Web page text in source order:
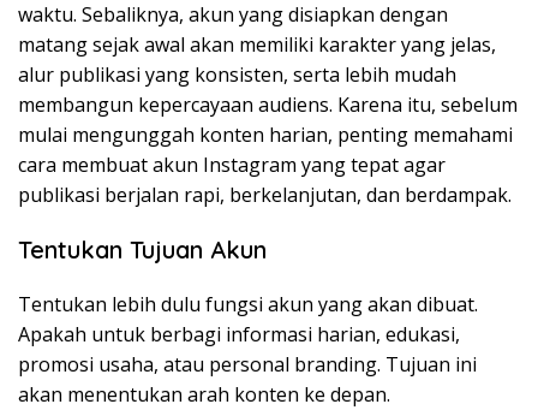
waktu. Sebaliknya, akun yang disiapkan dengan
matang sejak awal akan memiliki karakter yang jelas,
alur publikasi yang konsisten, serta lebih mudah
membangun kepercayaan audiens. Karena itu, sebelum
mulai mengunggah konten harian, penting memahami
cara membuat akun Instagram yang tepat agar
publikasi berjalan rapi, berkelanjutan, dan berdampak.
Tentukan Tujuan Akun
Tentukan lebih dulu fungsi akun yang akan dibuat.
Apakah untuk berbagi informasi harian, edukasi,
promosi usaha, atau personal branding. Tujuan ini
akan menentukan arah konten ke depan.